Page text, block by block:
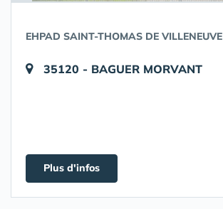
EHPAD SAINT-THOMAS DE VILLENEUVE
35120 - BAGUER MORVANT
Plus d'infos